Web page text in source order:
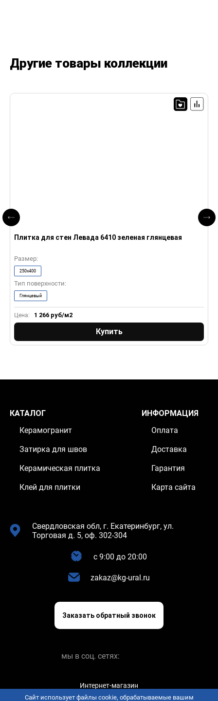
Другие товары коллекции
Плитка для стен Левада 6410 зеленая глянцевая
Цена: 1 266 руб/м2
Купить
Размер:
250x400
Тип поверхности:
Глянцевый
КАТАЛОГ
Керамогранит
Затирка для швов
Керамическая плитка
Клей для плитки
ИНФОРМАЦИЯ
Оплата
Доставка
Гарантия
Карта сайта
Свердловская обл, г. Екатеринбург, ул.
Торговая д. 5, оф. 302-304
c 9:00 до 20:00
zakaz@kg-ural.ru
Заказать обратный звонок
мы в соц. сетях:
Интернет-магазин
keramogranit.online © 2026
Сайт использует файлы cookie, обрабатываемые вашим